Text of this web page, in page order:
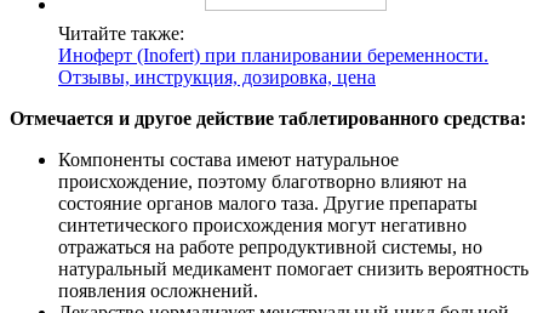
Читайте также:
Иноферт (Inofert) при планировании беременности.
Отзывы, инструкция, дозировка, цена
Отмечается и другое действие таблетированного средства:
Компоненты состава имеют натуральное
происхождение, поэтому благотворно влияют на
состояние органов малого таза. Другие препараты
синтетического происхождения могут негативно
отражаться на работе репродуктивной системы, но
натуральный медикамент помогает снизить вероятность
появления осложнений.